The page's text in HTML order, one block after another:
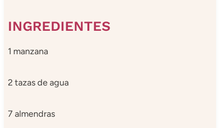
INGREDIENTES
1 manzana
2 tazas de agua
7 almendras